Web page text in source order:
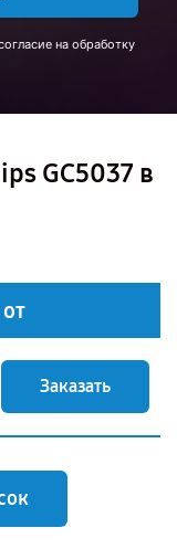
на обработку
GC5037 в
Заказать